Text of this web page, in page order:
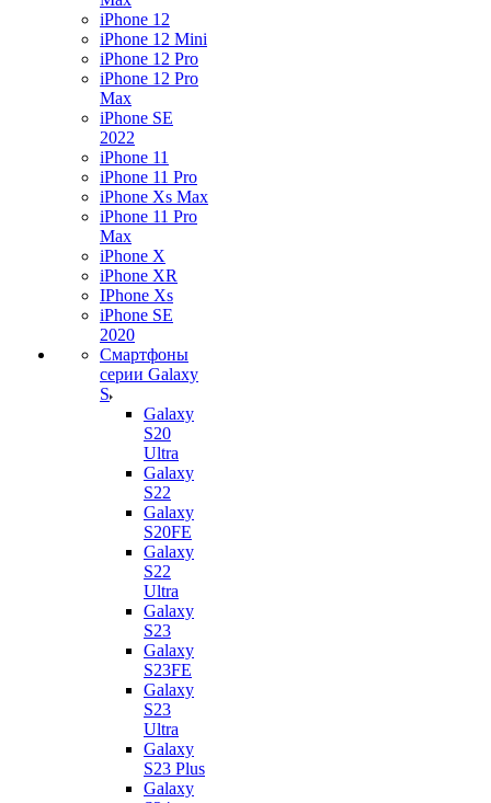
iPhone 12
iPhone 12 Mini
iPhone 12 Pro
iPhone 12 Pro
Max
iPhone SE
2022
iPhone 11
iPhone 11 Pro
iPhone Xs Max
iPhone 11 Pro
Max
iPhone X
iPhone XR
IPhone Xs
iPhone SE
2020
Смартфоны
серии Galaxy
S
Galaxy
S20
Ultra
Galaxy
S22
Galaxy
S20FE
Galaxy
S22
Ultra
Galaxy
S23
Galaxy
S23FE
Galaxy
S23
Ultra
Galaxy
S23 Plus
Galaxy